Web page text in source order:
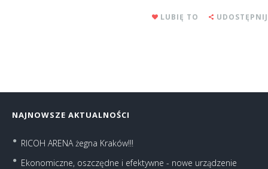
LUBIĘ TO UDOSTĘPNIJ
NAJNOWSZE AKTUALNOŚCI
RICOH ARENA żegna Kraków!!!
Ekonomiczne, oszczędne i efektywne - nowe urządzenie